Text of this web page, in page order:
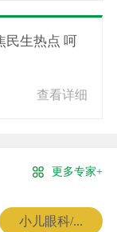
生热点 呵
查看详细
更多专家+
小儿眼科/...